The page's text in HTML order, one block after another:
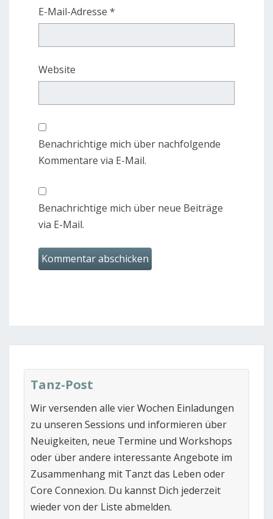
E-Mail-Adresse *
Website
Benachrichtige mich über nachfolgende
Kommentare via E-Mail.
Benachrichtige mich über neue Beiträge
via E-Mail.
Tanz-Post
Wir versenden alle vier Wochen Einladungen
zu unseren Sessions und informieren über
Neuigkeiten, neue Termine und Workshops
oder über andere interessante Angebote im
Zusammenhang mit Tanzt das Leben oder
Core Connexion. Du kannst Dich jederzeit
wieder von der Liste abmelden.